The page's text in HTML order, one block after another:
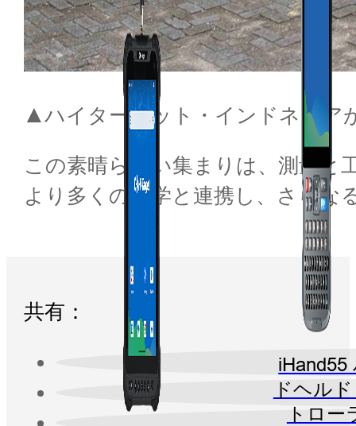
iHand55
ドヘル
トロー
▲ハイターゲット・インドネシア
この素晴らしい集まりは、測量と
より多くの大学と連携し、さらな
共有：